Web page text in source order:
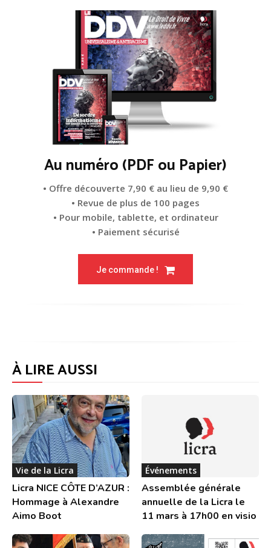
Au numéro (PDF ou Papier)
• Offre découverte 7,90 € au lieu de 9,90 €
• Revue de plus de 100 pages
• Pour mobile, tablette, et ordinateur
• Paiement sécurisé
Je commande !
À LIRE AUSSI
Vie de la Licra
Licra NICE CÔTE D’AZUR :
Hommage à Alexandre
Aimo Boot
Événements
Assemblée générale
annuelle de la Licra le
11 mars à 17h00 en visio